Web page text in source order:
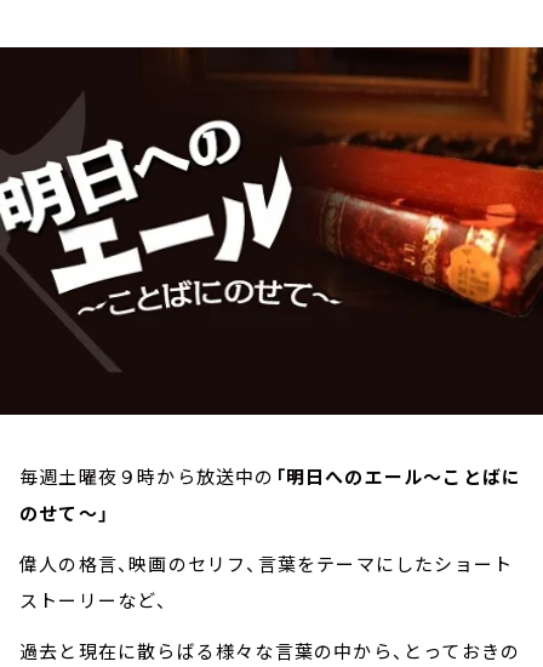
トピックス
お知らせ
イベント・グッズ
YouTube
会社情報
毎週土曜夜９時から放送中の 「明日へのエール～ことばに
のせて～」
偉人の格言、映画のセリフ、言葉をテーマにしたショート
ストーリーなど、
過去と現在に散らばる様々な言葉の中から、とっておきの